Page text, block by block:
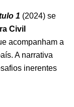
1 (2024) se
Civil
acompanham a
A narrativa
inerentes